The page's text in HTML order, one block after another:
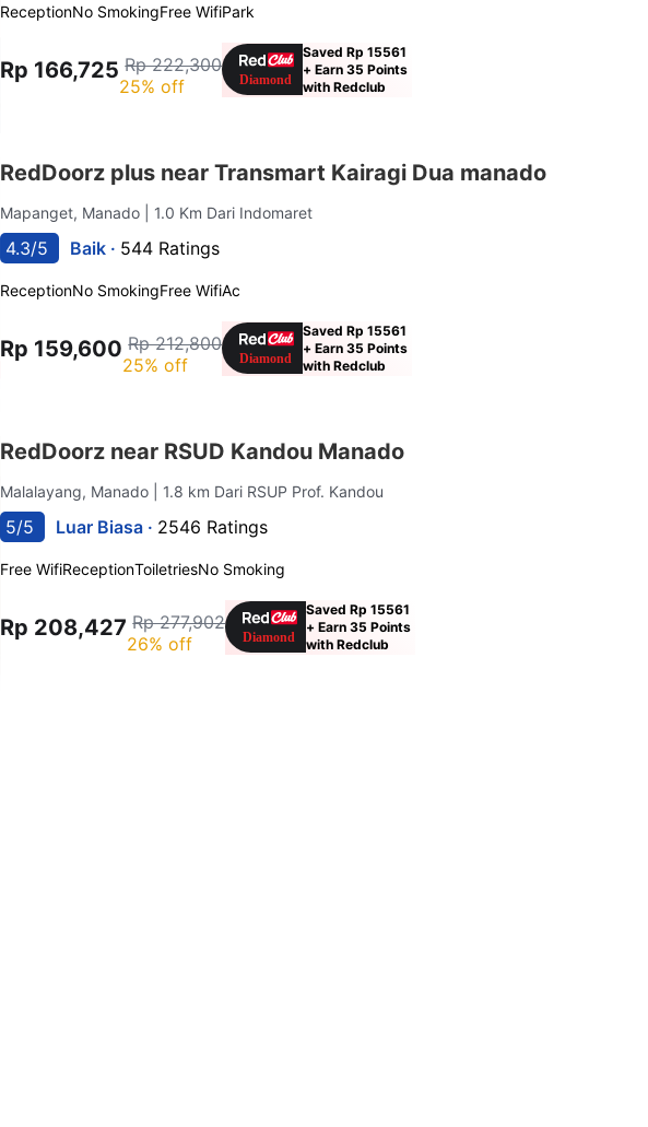
ReceptionNo SmokingFree WifiPark
Rp 166,725 Rp 222,300
25% off
Saved Rp 15561
+ Earn 35 Points
with Redclub
RedDoorz plus near Transmart Kairagi Dua manado
Mapanget, Manado | 1.0 Km Dari Indomaret
4.3/5 Baik · 544 Ratings
ReceptionNo SmokingFree WifiAc
Rp 159,600 Rp 212,800
25% off
Saved Rp 15561
+ Earn 35 Points
with Redclub
RedDoorz near RSUD Kandou Manado
Malalayang, Manado | 1.8 km Dari RSUP Prof. Kandou
5/5 Luar Biasa · 2546 Ratings
Free WifiReceptionToiletriesNo Smoking
Rp 208,427 Rp 277,902
26% off
Saved Rp 15561
+ Earn 35 Points
with Redclub